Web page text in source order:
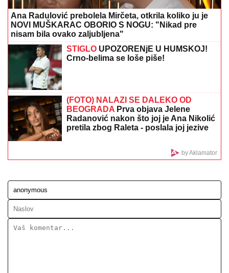
Supruga Ljubiše Samardžića NAPUSTILA
PORODIČNU KUĆU, komšije otkrile istinu o porodici:
"Javi se taj osećaj kada je vidimo u prolazu..."
LANČANI SUDAR NA GAZELIJedna